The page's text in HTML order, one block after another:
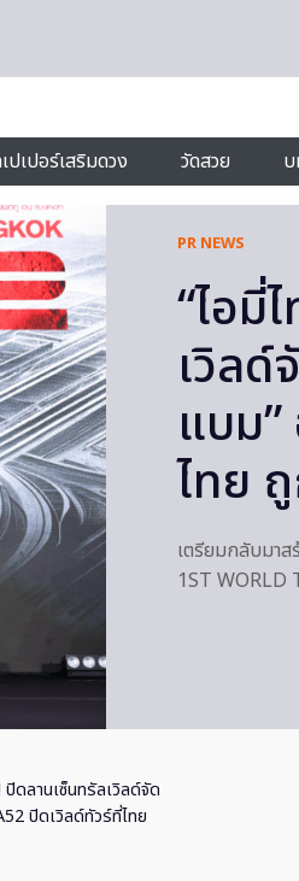
ปเปอร์เสริมดวง วัดสวย
PR NEWS
“ไอมี่
เวิล
แบม
ไทย
เตรียมกลับมา
1ST WORLD
ดลานเซ็นทรัลเวิลด์จัด
ปิดเวิลด์ทัวร์ที่ไทย